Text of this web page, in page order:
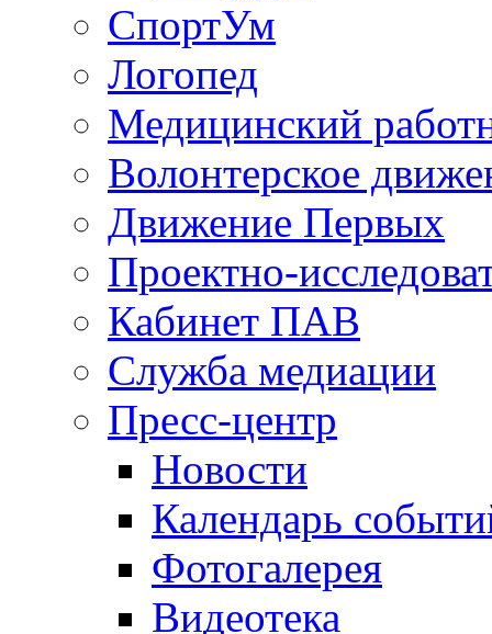
СпортУм
Логопед
Медицинский
Волонтерское
Движение Первых
Проектно-
Кабинет ПАВ
Служба медиации
Пресс-центр
Новости
Календарь
Фотогалерея
Видеотека